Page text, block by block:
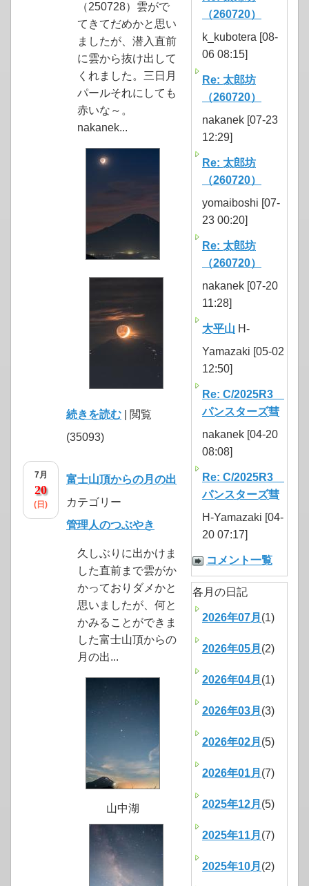
（250728）雲がで
てきてだめかと思い
ましたが、潜入直前
に雲から抜け出して
くれました。三日月
パールそれにしても
赤いな～。
nakanek...
続きを読む | 閲覧
(35093)
7月
20
(日)
富士山頂からの月の出
カテゴリー
管理人のつぶやき
久しぶりに出かけま
した直前まで雲がか
かっておりダメかと
思いましたが、何と
かみることができま
した富士山頂からの
月の出...
山中湖
（260720）
k_kubotera [08-
06 08:15]
Re: 太郎坊
（260720）
nakanek [07-23
12:29]
Re: 太郎坊
（260720）
yomaiboshi [07-
23 00:20]
Re: 太郎坊
（260720）
nakanek [07-20
11:28]
大平山 H-
Yamazaki [05-02
12:50]
Re: C/2025R3
パンスターズ彗
nakanek [04-20
08:08]
Re: C/2025R3
パンスターズ彗
H-Yamazaki [04-
20 07:17]
コメント一覧
各月の日記
2026年07月 (1)
2026年05月 (2)
2026年04月 (1)
2026年03月 (3)
2026年02月 (5)
2026年01月 (7)
2025年12月 (5)
2025年11月 (7)
2025年10月 (2)